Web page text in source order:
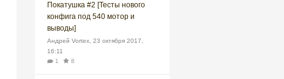
Покатушка #2 [Тесты нового
конфига под 540 мотор и
выводы]
Андрей Vortex 23 октября 2017,
16:11
1
8